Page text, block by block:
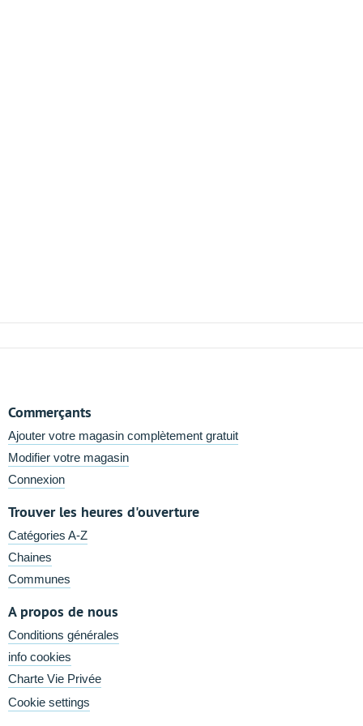
Commerçants
Ajouter votre magasin complètement gratuit
Modifier votre magasin
Connexion
Trouver les heures d'ouverture
Catégories A-Z
Chaines
Communes
A propos de nous
Conditions générales
info cookies
Charte Vie Privée
Cookie settings